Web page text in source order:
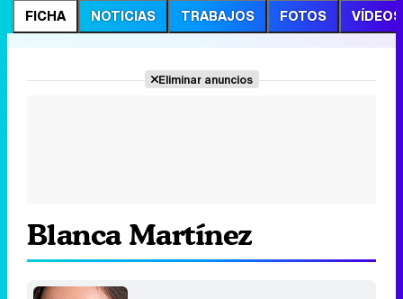
FICHA NOTICIAS TRABAJOS FOTOS VÍDEOS
Eliminar anuncios
Blanca Martínez